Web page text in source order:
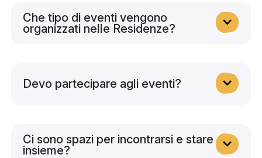
Che tipo di eventi vengono
organizzati nelle Residenze?
Devo partecipare agli eventi?
Ci sono spazi per incontrarsi e stare
insieme?